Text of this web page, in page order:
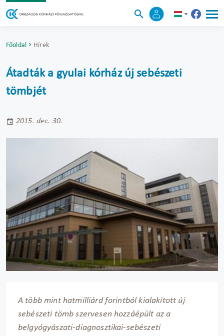
Főoldal Hírek
Átadták a gyulai kórház új sebészeti
tömbjét
2015. dec. 30.
A több mint hatmilliárd forintból kialakított új
sebészeti tömb szervesen hozzáépült az a
belgyógyászati-diagnosztikai-sebészeti